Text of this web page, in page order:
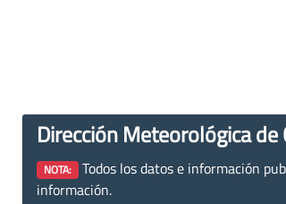
Dirección Meteorológica de
NOTA: Todos los datos e información
información.